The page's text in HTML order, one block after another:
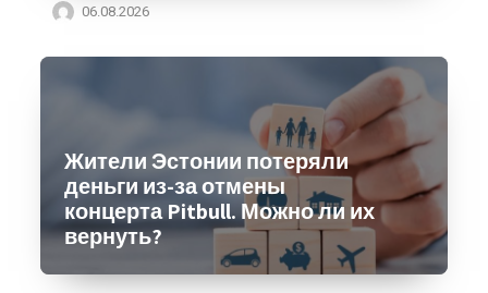
06.08.2026
Жители Эстонии потеряли
деньги из-за отмены
концерта Pitbull. Можно ли их
вернуть?